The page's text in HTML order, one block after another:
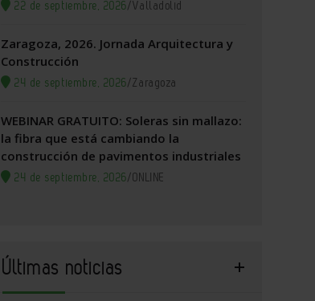
22 de septiembre, 2026/Valladolid
Zaragoza, 2026. Jornada Arquitectura y
Construcción
24 de septiembre, 2026/Zaragoza
WEBINAR GRATUITO: Soleras sin mallazo:
la fibra que está cambiando la
construcción de pavimentos industriales
24 de septiembre, 2026/ONLINE
Últimas noticias